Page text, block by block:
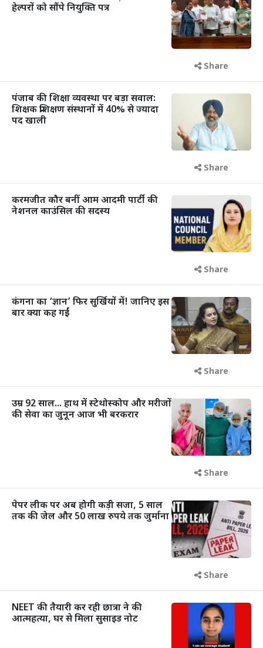
हेल्परों को सौंपे नियुक्ति पत्र
Share
पंजाब की शिक्षा व्यवस्था पर बड़ा सवाल:
शिक्षक प्रशिक्षण संस्थानों में 40% से ज्यादा
पद खाली
Share
करमजीत कौर बनीं आम आदमी पार्टी की
नेशनल काउंसिल की सदस्य
Share
कंगना का ‘ज्ञान’ फिर सुर्खियों में! जानिए इस
बार क्या कह गईं
Share
उम्र 92 साल... हाथ में स्टेथोस्कोप और मरीजों
की सेवा का जुनून आज भी बरकरार
Share
पेपर लीक पर अब होगी कड़ी सजा, 5 साल
तक की जेल और 50 लाख रुपये तक जुर्माना
Share
NEET की तैयारी कर रही छात्रा ने की
आत्महत्या, घर से मिला सुसाइड नोट